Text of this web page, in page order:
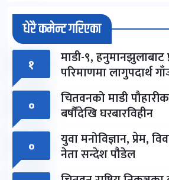
धेरै कमेन्ट गरिएका
१ माडी-९, हनुमानझुलाबाट
परिमाणमा लागुपदार्थ
०
चितवनको माडी
बर्षौंदेखि घरबारविहीन
०
युवा मनोविज्ञान, प्रेम,
नेता सन्देश पौडेल